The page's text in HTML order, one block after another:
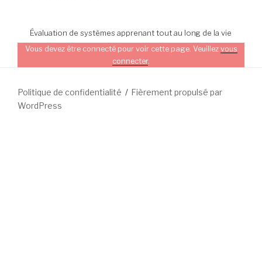
Évaluation de systèmes apprenant tout au long de la vie
Vous devez être connecté pour voir cette page. Veuillez vous
connecter.
Politique de confidentialité
Fièrement propulsé par
WordPress